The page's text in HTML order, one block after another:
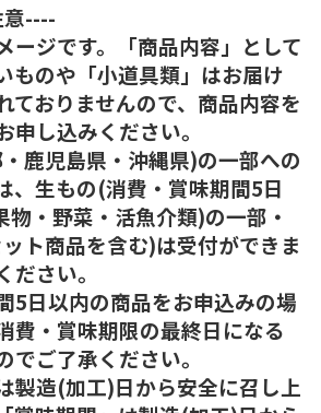
----
ージです。「商品内容」として
ものや「小道具類」はお届け
ておりませんので、商品内容を
申し込みください。
鹿児島県・沖縄県)の一部への
、生もの(消費・賞味期間5日
・野菜・活魚介類)の一部・
ト商品を含む)は受付ができま
ださい。
5日以内の商品をお申込みの場
費・賞味期限の最終日になる
でご了承ください。
製造(加工)日から安全に召し上